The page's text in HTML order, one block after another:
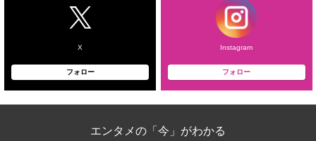
X
フォロー
Instagram
フォロー
エンタメの「今」がわかる